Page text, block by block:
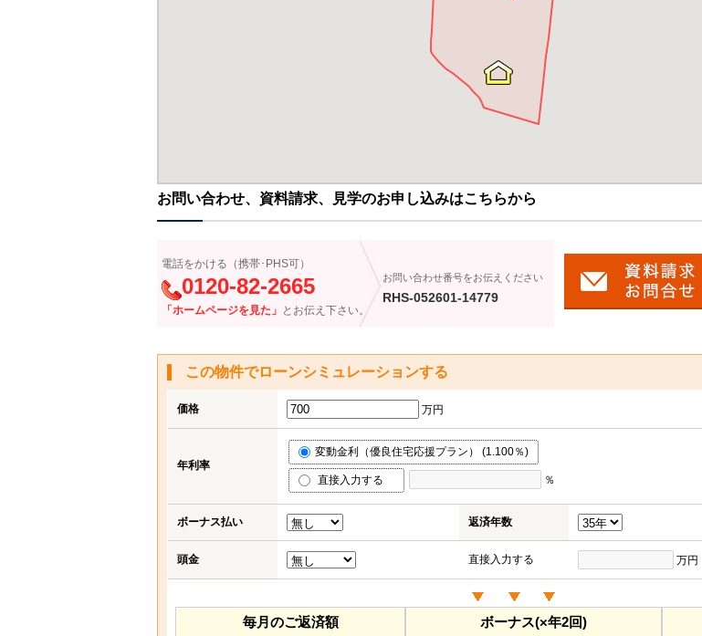
お問い合わせ、資料請求、見学のお申し込みはこちらから
電話をかける（携帯･PHS可）
0120-82-2665
「ホームページを見た」 とお伝え下さい。
お問い合わせ番号をお伝えください
RHS-052601-14779
この物件でローンシミュレーションする
価格 万円
年利率
変動金利（優良住宅応援プラン） (1.100％)
直接入力する ％
ボーナス払い 返済年数
頭金 直接入力する 万円
毎月のご返済額 ボーナス(×年2回)